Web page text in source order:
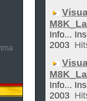
Info...
2003
Info...
2003